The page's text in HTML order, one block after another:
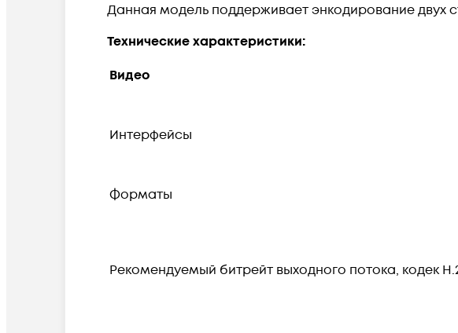
Данная модель поддерживает энкодирование двух
Технические характеристики:
Видео
Интерфейсы
Форматы
Рекомендуемый битрейт выходного потока, кодек